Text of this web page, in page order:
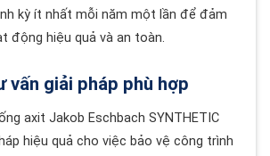
kỳ ít nhất mỗi năm một lần để đảm
động hiệu quả và an toàn.
vấn giải pháp phù hợp
axit Jakob Eschbach SYNTHETIC
hiệu quả cho việc bảo vệ công trình